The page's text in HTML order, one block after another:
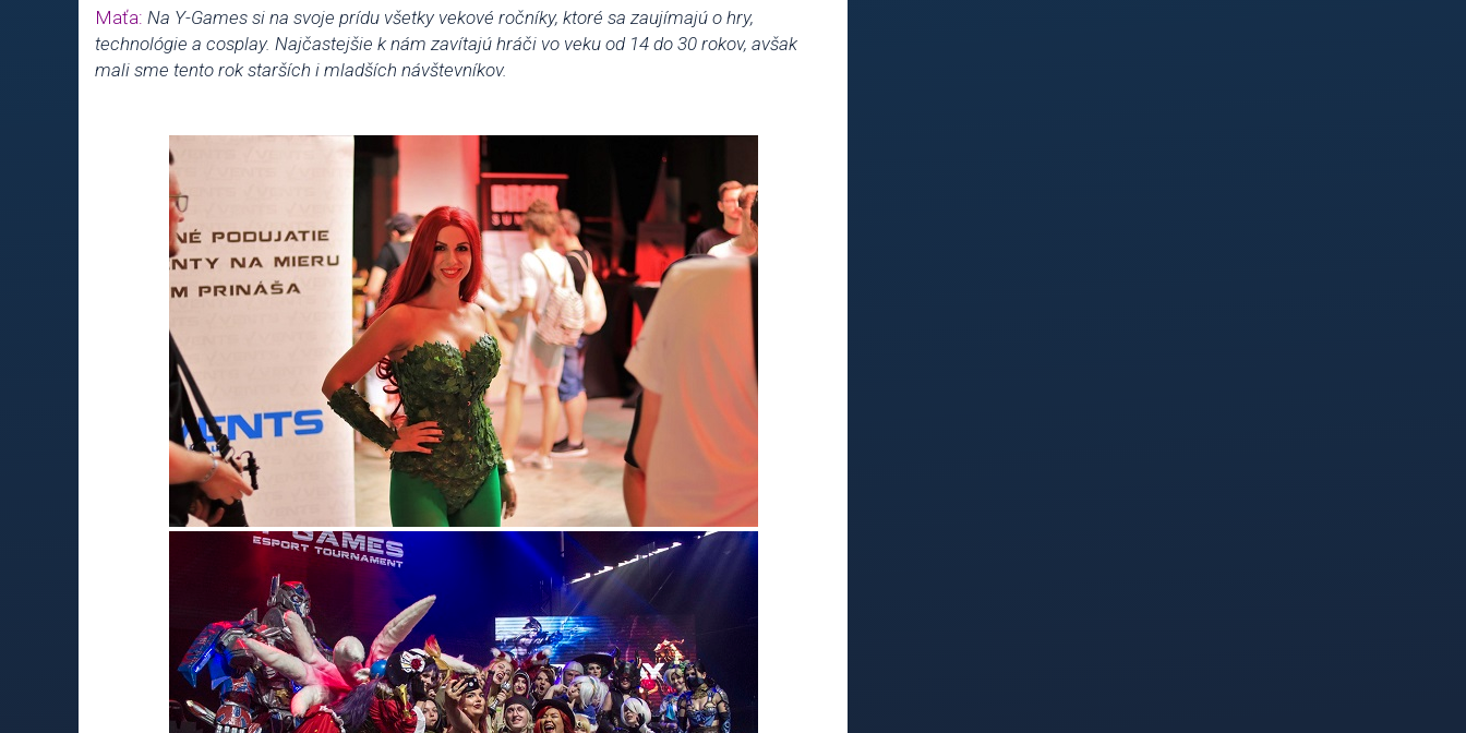
Maťa: Na Y-Games si na svoje prídu všetky vekové ročníky, ktoré sa zaujímajú o hry,
technológie a cosplay. Najčastejšie k nám zavítajú hráči vo veku od 14 do 30 rokov, avšak
mali sme tento rok starších i mladších návštevníkov.